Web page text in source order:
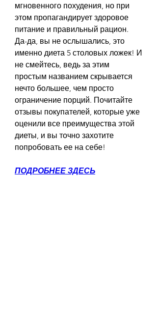
мгновенного похудения, но при
этом пропагандирует здоровое
питание и правильный рацион.
Да-да, вы не ослышались, это
именно диета 5 столовых ложек! И
не смейтесь, ведь за этим
простым названием скрывается
нечто большее, чем просто
ограничение порций. Почитайте
отзывы покупателей, которые уже
оценили все преимущества этой
диеты, и вы точно захотите
попробовать ее на себе!
ПОДРОБНЕЕ ЗДЕСЬ